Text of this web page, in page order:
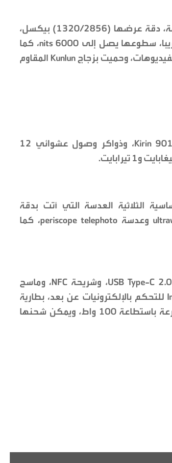
شاشاته أتت من نوع LTPO OLED بمقاس 6.84 بوصة، دقة عرضها (1320/2856) بيكسل،
ترددها 120 هيرتز، كثافتها 460 بيكسل/الإنش تقريبا، سطوعها يصل إلى 6000 nits، كما
دعمت بتقنية HDR Vivid لتوفير عرض مميز للصور والفيديوهات، وحميت بزجاج Kunlun المقاوم
يعمل الجهاز بنظام HarmonyOS 6.1، ومعالج Kirin 9010S، وذواكر وصول عشوائي 12
الثلاثية العدسة التي أتت بدقة
(200+50+50) ميغابيكسل، المجهزة بعدسة ultrawide وعدسة periscope telephoto، كما
زوّد الهاتف أيضا بمنفذين لشرائح الاتصال، ومنفذ USB Type-C 2.0، وشريحة NFC، وماسح
لبصمات الأصابع مدمج في الشاشة، وتقنية Infrared للتحكم بالإلكترونيات عن بعد، بطارية
بسعة 7000 ميلي أمبير تعمل مع شاحن فائق السرعة باستطاعة 100 واط، ويمكن شحنها